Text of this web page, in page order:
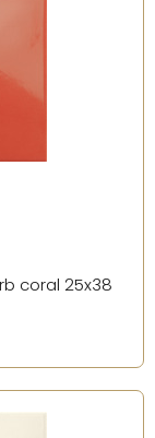
coral 25x38